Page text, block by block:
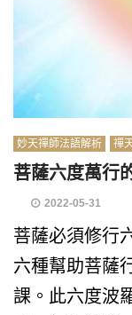
妙天禪師法語解析 禪
菩薩六度萬行
2022-05-31
菩薩必須修行
六種幫助菩薩
課。此六度波